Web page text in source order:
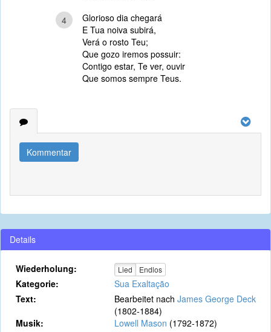
4
Glorioso dia chegará
E Tua noiva subirá,
Verá o rosto Teu;
Que gozo iremos possuir:
Contigo estar, Te ver, ouvir
Que somos sempre Teus.
Kommentar
Details
Wiederholung: Lied Endlos
Kategorie:
Sua Exaltação
Text:
Bearbeitet nach James George Deck
(1802-1884)
Musik:
Lowell Mason (1792-1872)